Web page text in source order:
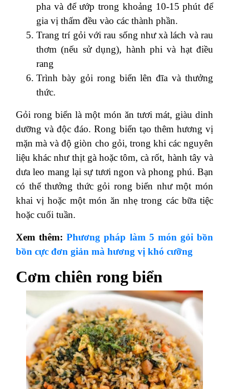
pha và để ướp trong khoảng 10-15 phút để
gia vị thấm đều vào các thành phần.
Trang trí gỏi với rau sống như xà lách và rau
thơm (nếu sử dụng), hành phi và hạt điều
rang
Trình bày gỏi rong biển lên đĩa và thưởng
thức.
Gỏi rong biển là một món ăn tươi mát, giàu dinh
dưỡng và độc đáo. Rong biển tạo thêm hương vị
mặn mà và độ giòn cho gỏi, trong khi các nguyên
liệu khác như thịt gà hoặc tôm, cà rốt, hành tây và
dưa leo mang lại sự tươi ngon và phong phú. Bạn
có thể thưởng thức gỏi rong biển như một món
khai vị hoặc một món ăn nhẹ trong các bữa tiệc
hoặc cuối tuần.
Xem thêm:Phương pháp làm 5 món gỏi bồn
bồn cực đơn giản mà hương vị khó cưỡng
Cơm chiên rong biển